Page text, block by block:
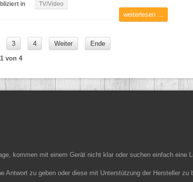
in TV/Video
weiterlesen ...
3 4 Weiter
Ende
von 4
kommen mit einem Gerät nicht klar oder suchen einfach eine
Antwort zu geben oder diese mit Unterstützung der Hersteller zu